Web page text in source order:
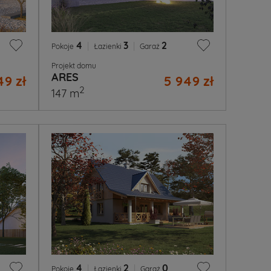
zł
Pokoje 4 Łazienki 3 Garaż 2
Projekt domu
ARES 5 949 zł
147 m2
Pokoje 4 Łazienki 2 Garaż 0